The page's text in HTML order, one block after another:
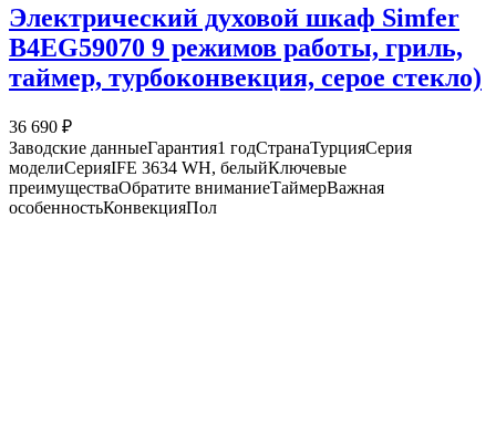
Электрический духовой шкаф Simfer
B4EG59070 9 режимов работы, гриль,
таймер, турбоконвекция, серое стекло)
36 690 ₽
Заводские данныеГарантия1 годСтранаТурцияСерия
моделиСерияIFE 3634 WH, белыйКлючевые
преимуществаОбратите вниманиеТаймерВажная
особенностьКонвекцияПол